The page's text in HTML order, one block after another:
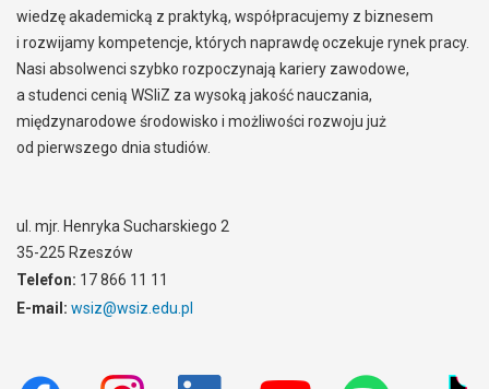
wiedzę akademicką z praktyką, współpracujemy z biznesem
i rozwijamy kompetencje, których naprawdę oczekuje rynek pracy.
Nasi absolwenci szybko rozpoczynają kariery zawodowe,
a studenci cenią WSIiZ za wysoką jakość nauczania,
międzynarodowe środowisko i możliwości rozwoju już
od pierwszego dnia studiów.
ul. mjr. Henryka Sucharskiego 2
35-225 Rzeszów
Telefon: 17 866 11 11
E-mail: wsiz@wsiz.edu.pl